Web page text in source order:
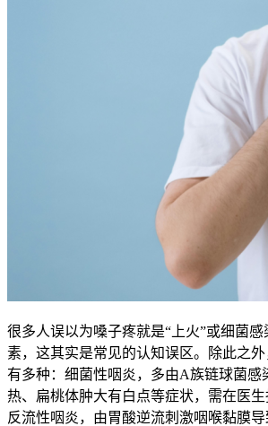
很多人误以为嗓子疼就是“上火”或细菌
素，这其实是常见的认知误区。除此之外
有多种：细菌性咽炎，多由A族链球菌感
热、扁桃体肿大有白点等症状，需在医生
反流性咽炎，由胃酸逆流刺激咽喉黏膜